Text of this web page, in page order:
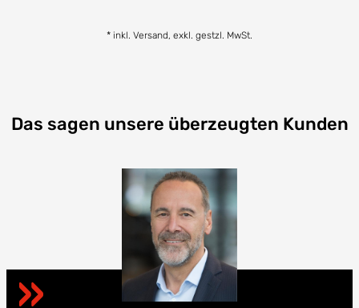
* inkl. Versand, exkl. gestzl. MwSt.
Das sagen unsere überzeugten Kunden